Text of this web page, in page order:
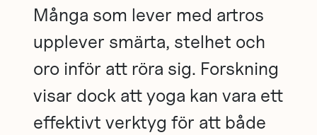
Många som lever med artros
upplever smärta, stelhet och
oro inför att röra sig. Forskning
visar dock att yoga kan vara ett
effektivt verktyg för att både